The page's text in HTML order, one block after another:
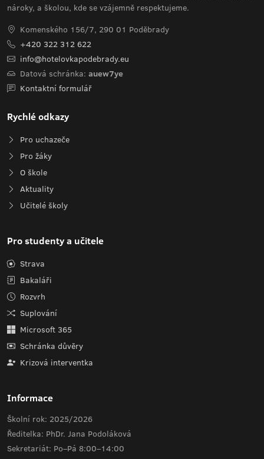
nároky, a školou, kde se vzájemně respektujeme.
Komenského 156/7, 290 01 Poděbrady
+420 322 312 622
info@hotelovkapodebrady.eu
Datová schránka: auew7ye
Kontaktní formulář
Rychlé odkazy
Pro uchazeče
Pro žáky
O škole
Aktuality
Učitelé školy
Pro studenty a učitele
Strava
Bakaláři
Rozvrh
Suplování
Microsoft 365
Schránka důvěry
Krizová interventka
Informace
Školní rok: 2025/2026
Ředitelka: PhDr. Jana Podoláková
Sekretariát: Po–Pá 8:00–14:00